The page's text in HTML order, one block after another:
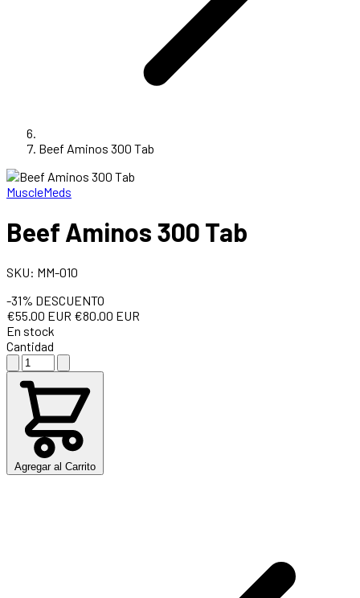
Beef Aminos 300 Tab
MuscleMeds
Beef Aminos 300 Tab
SKU: MM-010
-31% DESCUENTO
€55.00 EUR €80.00 EUR
En stock
Cantidad
Agregar al Carrito